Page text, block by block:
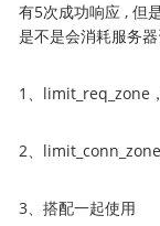
有5次成功响应 , 但
是不是会消耗服务器
1、limit_req_zone
2、limit_conn_zone
3、搭配一起使用